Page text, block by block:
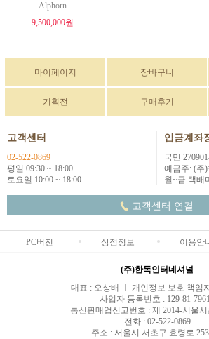
Alphorn
9,500,000원
마이페이지 장바구니
기획전 구매후기
고객센터
02-522-0869
평일 09:30 ~ 18:00
토요일 10:00 ~ 18:00
입금계좌
국민
예금주: (주
월~금 택배
고객센터 연결
PC버전 상점정보 이용안
(주)한독인터네셔널
대표 : 오상배 ㅣ 개인정보 보호 책임
사업자 등록번호 : 129-81-
통신판매업신고번호 : 제 2014-서울서
전화 : 02-522-0869
주소 : 서울시 서초구 효령로